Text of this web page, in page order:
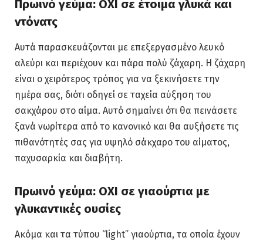
Πρωινό γεύμα: ΟΧΙ σε έτοιμα γλυκά και
ντόνατς
Αυτά παρασκευάζονται με επεξεργασμένο λευκό
αλεύρι και περιέχουν και πάρα πολύ ζάχαρη. Η ζάχαρη
είναι ο χειρότερος τρόπος για να ξεκινήσετε την
ημέρα σας, διότι οδηγεί σε ταχεία αύξηση του
σακχάρου στο αίμα. Αυτό σημαίνει ότι θα πεινάσετε
ξανά νωρίτερα από το κανονικό και θα αυξήσετε τις
πιθανότητές σας για υψηλό σάκχαρο του αίματος,
παχυσαρκία και διαβήτη.
Πρωινό γεύμα: ΟΧΙ σε γιαούρτια με
γλυκαντικές ουσίες
Ακόμα και τα τύπου “light” γιαούρτια, τα οποία έχουν